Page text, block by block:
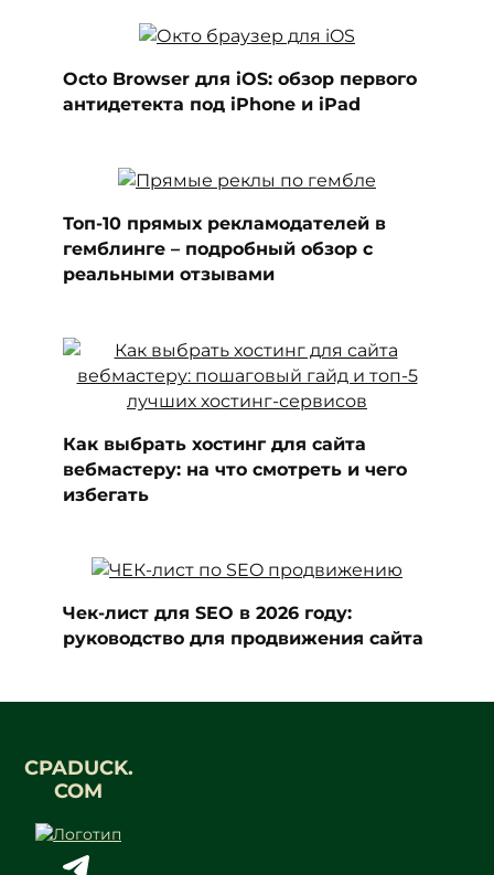
Octo Browser для iOS: обзор первого
антидетекта под iPhone и iPad
Топ-10 прямых рекламодателей в
гемблинге – подробный обзор с
реальными отзывами
Как выбрать хостинг для сайта
вебмастеру: на что смотреть и чего
избегать
Чек-лист для SEO в 2026 году:
руководство для продвижения сайта
CPADUCK.
COM